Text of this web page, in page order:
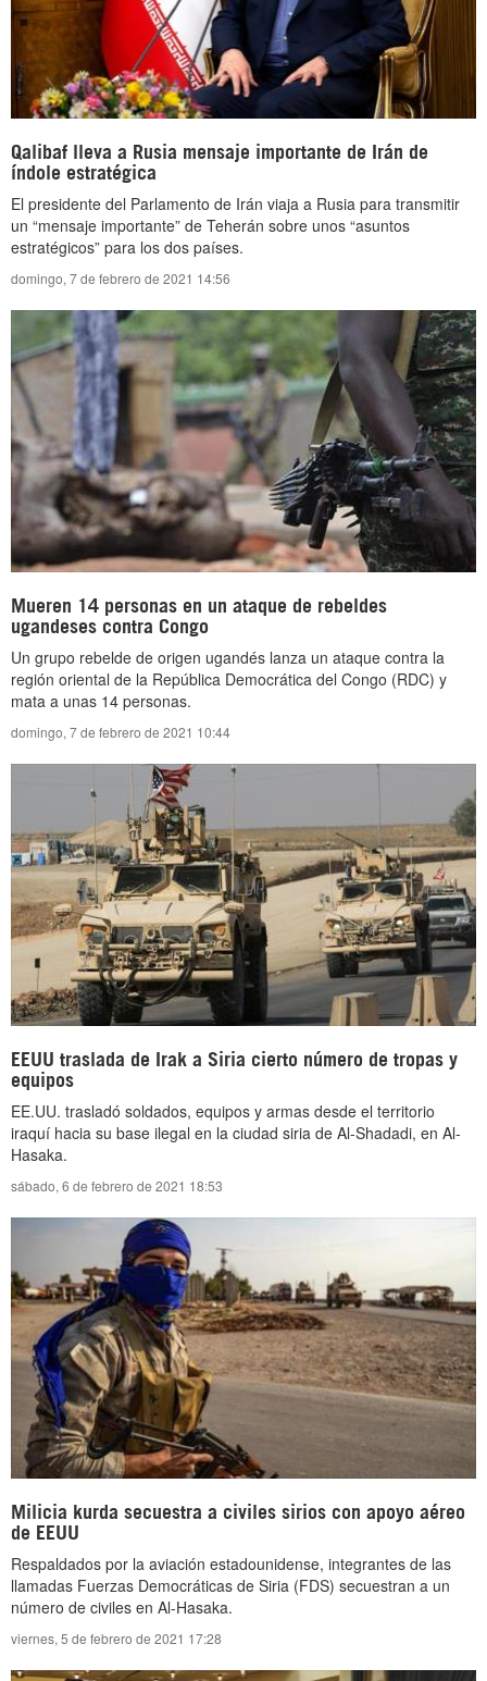
Qalibaf lleva a Rusia mensaje importante de Irán de
índole estratégica
El presidente del Parlamento de Irán viaja a Rusia para transmitir
un “mensaje importante” de Teherán sobre unos “asuntos
estratégicos” para los dos países.
domingo, 7 de febrero de 2021 14:56
Mueren 14 personas en un ataque de rebeldes
ugandeses contra Congo
Un grupo rebelde de origen ugandés lanza un ataque contra la
región oriental de la República Democrática del Congo (RDC) y
mata a unas 14 personas.
domingo, 7 de febrero de 2021 10:44
EEUU traslada de Irak a Siria cierto número de tropas y
equipos
EE.UU. trasladó soldados, equipos y armas desde el territorio
iraquí hacia su base ilegal en la ciudad siria de Al-Shadadi, en Al-
Hasaka.
sábado, 6 de febrero de 2021 18:53
Milicia kurda secuestra a civiles sirios con apoyo aéreo
de EEUU
Respaldados por la aviación estadounidense, integrantes de las
llamadas Fuerzas Democráticas de Siria (FDS) secuestran a un
número de civiles en Al-Hasaka.
viernes, 5 de febrero de 2021 17:28